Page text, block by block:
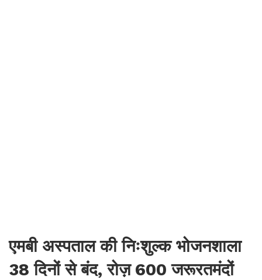
एमबी अस्पताल की निःशुल्क भोजनशाला
38 दिनों से बंद, रोज़ 600 जरूरतमंदों